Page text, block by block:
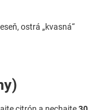
ostrá „kvasná“